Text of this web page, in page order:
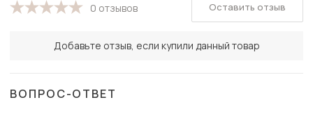
0 отзывов
Добавьте отзыв, если купили данный товар
Оставить отзыв
ВОПРОС-ОТВЕТ